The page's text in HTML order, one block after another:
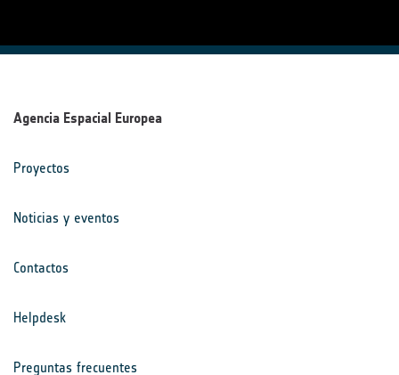
Agencia Espacial Europea
Proyectos
Noticias y eventos
Contactos
Helpdesk
Preguntas frecuentes